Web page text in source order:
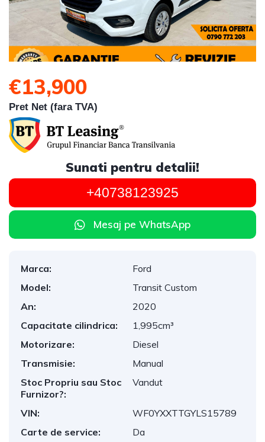
€13,900
Pret Net (fara TVA)
Sunati pentru detalii!
+40738123925
Mesaj pe WhatsApp
Marca:
Ford
Model:
Transit Custom
An:
2020
Capacitate cilindrica:
1,995cm³
Motorizare:
Diesel
Transmisie:
Manual
Stoc Propriu sau Stoc
Furnizor?:
Vandut
VIN:
WF0YXXTTGYLS15789
Carte de service:
Da